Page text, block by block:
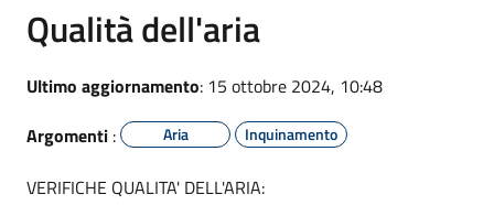
Qualità dell'aria
Ultimo aggiornamento: 15 ottobre 2024, 10:48
Argomenti : Aria Inquinamento
VERIFICHE QUALITA' DELL'ARIA: